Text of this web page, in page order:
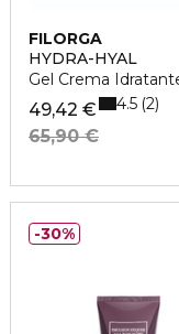
FILORGA
HYDRA-HYAL
Gel Crema
49,42 €
65,90 €
4.5 2
30%